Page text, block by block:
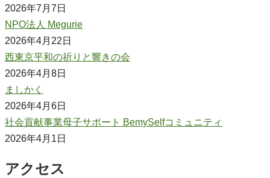
2026年7月7日
NPO法人 Megurie
2026年4月22日
西東京平和の祈りと響きの会
2026年4月8日
ましかく
2026年4月6日
社会貢献事業母子サポート BemySelfコミュニティ
2026年4月1日
アクセス